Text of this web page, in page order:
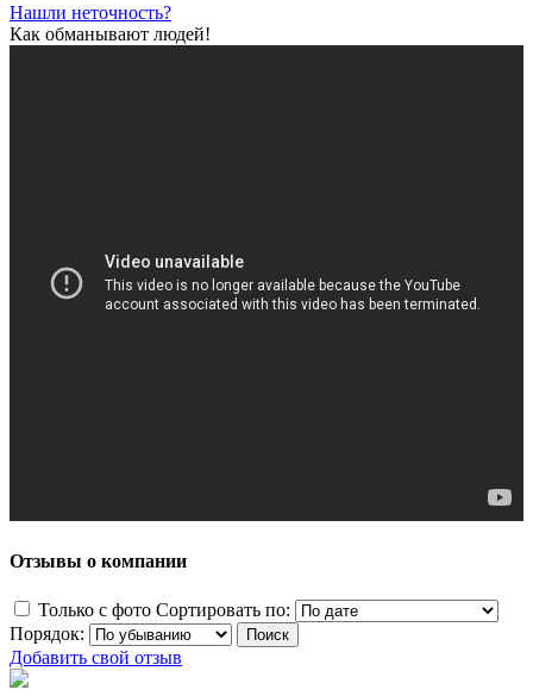
Нашли неточность?
Как обманывают людей!
Отзывы о компании
Только с фото Сортировать по:
Порядок:
Добавить свой отзыв